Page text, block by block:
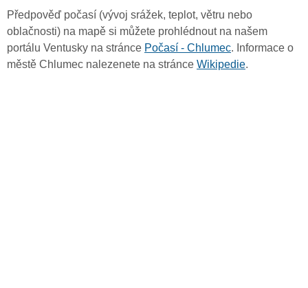
Předpověď počasí (vývoj srážek, teplot, větru nebo
oblačnosti) na mapě si můžete prohlédnout na našem
portálu Ventusky na stránce Počasí - Chlumec. Informace o
městě Chlumec nalezenete na stránce Wikipedie.